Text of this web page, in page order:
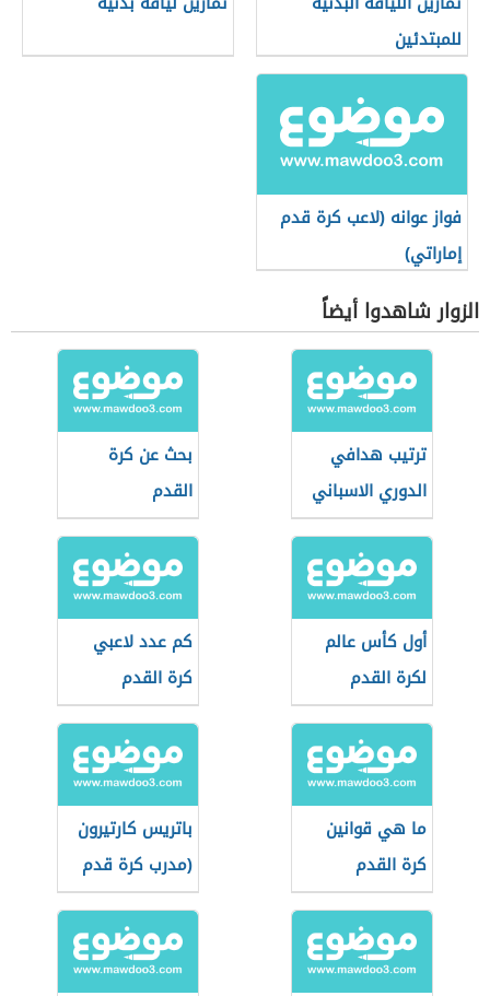
للمبتدئين
فواز عوانه (لاعب كرة قدم
إماراتي)
الزوار شاهدوا أيضاً
ترتيب هدافي
الدوري الاسباني
بحث عن كرة
القدم
أول كأس عالم
لكرة القدم
كم عدد لاعبي
كرة القدم
ما هي قوانين
كرة القدم
باتريس كارتيرون
(مدرب كرة قدم
مصري)